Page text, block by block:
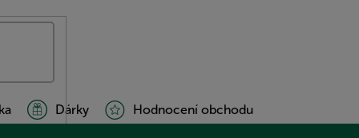
Dárky Hodnocení obchodu